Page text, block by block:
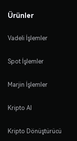
Ürünler
Vadeli İşlemler
Spot İşlemler
Marjin İşlemler
Kripto Al
Kripto Dönüştürücü